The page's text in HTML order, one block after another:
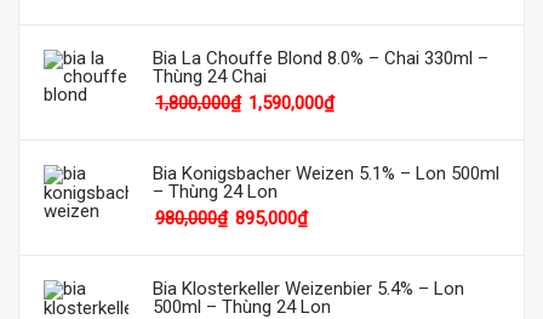
Bia La Chouffe Blond 8.0% – Chai 330ml –
Thùng 24 Chai
1,800,000₫ 1,590,000₫
Bia Konigsbacher Weizen 5.1% – Lon 500ml
– Thùng 24 Lon
980,000₫ 895,000₫
Bia Klosterkeller Weizenbier 5.4% – Lon
500ml – Thùng 24 Lon